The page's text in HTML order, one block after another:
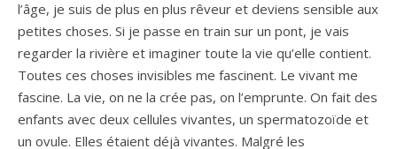
l’âge, je suis de plus en plus rêveur et deviens sensible aux
petites choses. Si je passe en train sur un pont, je vais
regarder la rivière et imaginer toute la vie qu’elle contient.
Toutes ces choses invisibles me fascinent. Le vivant me
fascine. La vie, on ne la crée pas, on l’emprunte. On fait des
enfants avec deux cellules vivantes, un spermatozoïde et
un ovule. Elles étaient déjà vivantes. Malgré les